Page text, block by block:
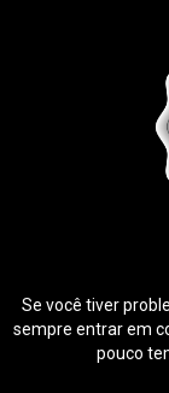
Se você tiver
sempre entrar em
pouco